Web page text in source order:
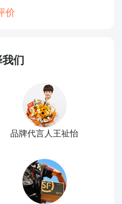
价
们
品牌代言人王祉怡